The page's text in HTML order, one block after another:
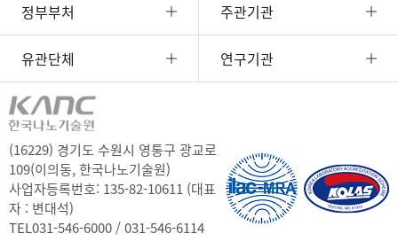
정부부처 주관기관
유관단체 연구기관
(16229) 경기도 수원시 영통구 광교로
109(이의동, 한국나노기술원)
사업자등록번호: 135-82-10611 (대표
자 : 변대석)
TEL031-546-6000 / 031-546-6114